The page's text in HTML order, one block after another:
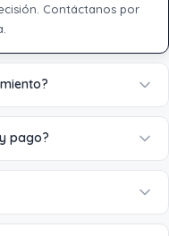
Contáctanos por
pago?